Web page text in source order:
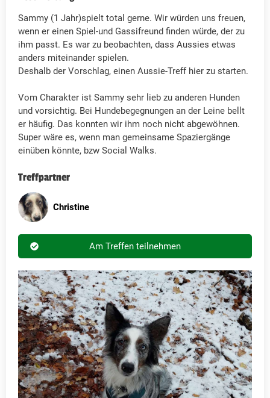
Sammy (1 Jahr)spielt total gerne. Wir würden uns freuen,
wenn er einen Spiel-und Gassifreund finden würde, der zu
ihm passt. Es war zu beobachten, dass Aussies etwas
anders miteinander spielen.
Deshalb der Vorschlag, einen Aussie-Treff hier zu starten.
Vom Charakter ist Sammy sehr lieb zu anderen Hunden
und vorsichtig. Bei Hundebegegnungen an der Leine bellt
er häufig. Das konnten wir ihm noch nicht abgewöhnen.
Super wäre es, wenn man gemeinsame Spaziergänge
einüben könnte, bzw Social Walks.
Treffpartner
Christine
Am Treffen teilnehmen